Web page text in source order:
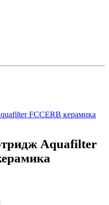
FCCERB керамика
Aquafilter